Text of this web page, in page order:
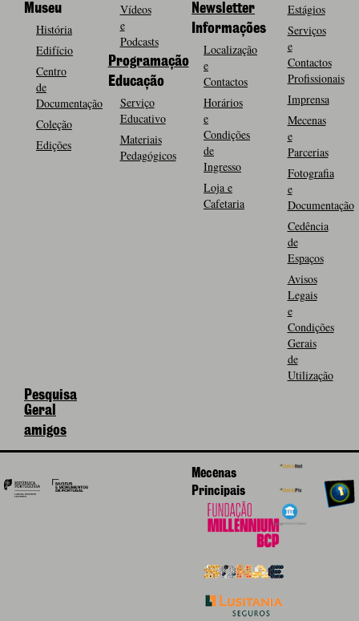
Museu
História
Edifício
Centro
de
Documentação
Coleção
Edições
Vídeos
e
Podcasts
Programação
Educação
Serviço
Educativo
Materiais
Pedagógicos
Newsletter
Informações
Localização
e
Contactos
Horários
e
Condições
de
Ingresso
Loja e
Cafetaria
Estágios
Serviços
e
Contactos
Profissionais
Imprensa
Mecenas
e
Parcerias
Fotografia
e
Documentação
Cedência
de
Espaços
Avisos
Legais
e
Condições
Gerais
de
Utilização
Pesquisa
Geral
amigos
Mecenas
Principais